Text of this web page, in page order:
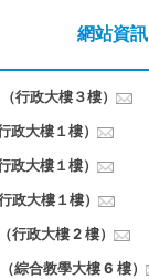
網站資訊
政大樓３樓）
大樓１樓）
大樓１樓）
大樓１樓）
政大樓 2 樓）
合教學大樓 6 樓）